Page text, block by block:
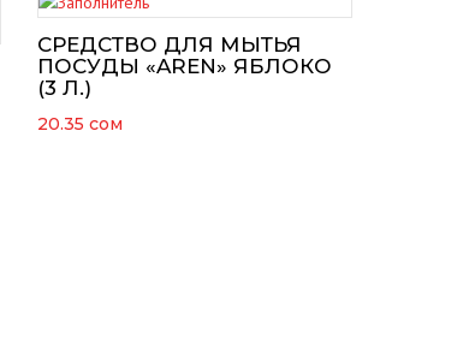
СРЕДСТВО ДЛЯ МЫТЬЯ
ПОСУДЫ «AREN» ЯБЛОКО
(3 Л.)
20.35 сом